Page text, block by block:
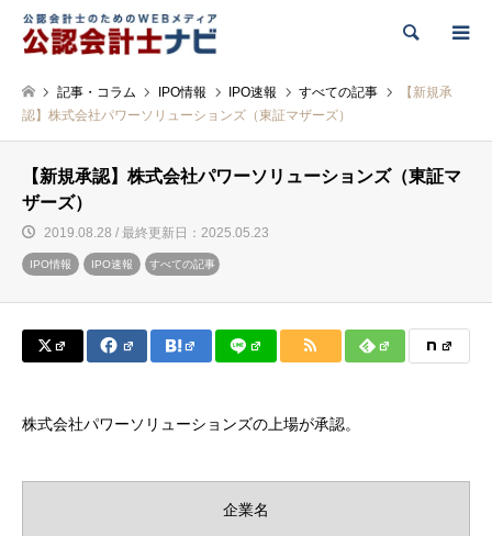
検索
記事・コラム IPO情報 IPO速報 すべての記事
【新規承
認】株式会社パワーソリューションズ（東証マザーズ）
【新規承認】株式会社パワーソリューションズ（東証マ
ザーズ）
2019.08.28 / 最終更新日：2025.05.23
IPO情報 IPO速報 すべての記事
株式会社パワーソリューションズの上場が承認。
企業名